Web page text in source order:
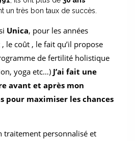
un très bon taux de succès.
Unica, pour les années
, le coût , le fait qu’il propose
de fertilité holistique
yoga etc…) J’ai fait une
avant et après mon
pour maximiser les chances
traitement personnalisé et